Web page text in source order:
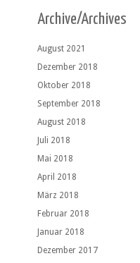
Archive/Archives
August 2021
Dezember 2018
Oktober 2018
September 2018
August 2018
Juli 2018
Mai 2018
April 2018
März 2018
Februar 2018
Januar 2018
Dezember 2017